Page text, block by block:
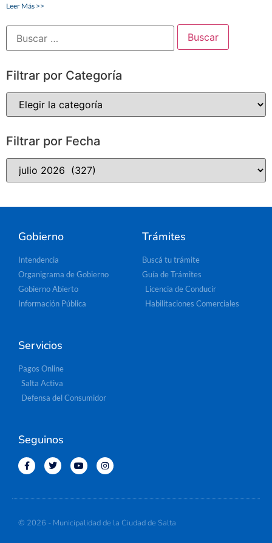
Leer Más >>
Filtrar por Categoría
Filtrar por Fecha
Gobierno
Intendencia
Organigrama de Gobierno
Gobierno Abierto
Información Pública
Trámites
Buscá tu trámite
Guía de Trámites
Licencia de Conducir
Habilitaciones Comerciales
Servicios
Pagos Online
Salta Activa
Defensa del Consumidor
Seguinos
© 2026 - Municipalidad de la Ciudad de Salta